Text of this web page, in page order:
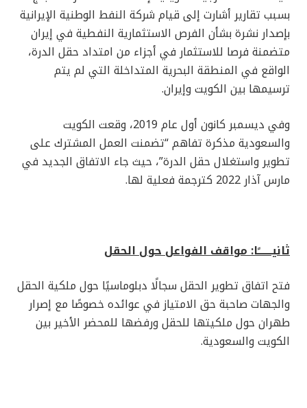
بسبب تقارير أشارت إلى قيام شركة النفط الوطنية الإيرانية
بإصدار نشرة بشأن الفرص الاستثمارية النفطية في إيران
متضمنة فرصا للاستثمار في أجزاء من امتداد حقل الدرة،
الواقع في المنطقة البحرية المتداخلة التي لم يتم
ترسيمها بين الكويت وإيران.
وفي ديسمبر كانون أول عام 2019، وقعت الكويت
والسعودية مذكرة تفاهم “تضمنت العمل المشترك على
تطوير واستغلال حقل الدرة”، حيث جاء الاتفاق الجديد في
مارس آذار 2022 كترجمة فعلية لها.
ثانيـــــــًا: مواقف الفواعل حول الحقل
فتح اتفاق تطوير الحقل سجالًا دبلوماسيًا حول ملكية الحقل
والجهات صاحبة حق الامتياز في عوائده خصوصًا مع إصرار
طهران حول ملكيتها للحقل ورفضها للمحضر الأخير بين
الكويت والسعودية.